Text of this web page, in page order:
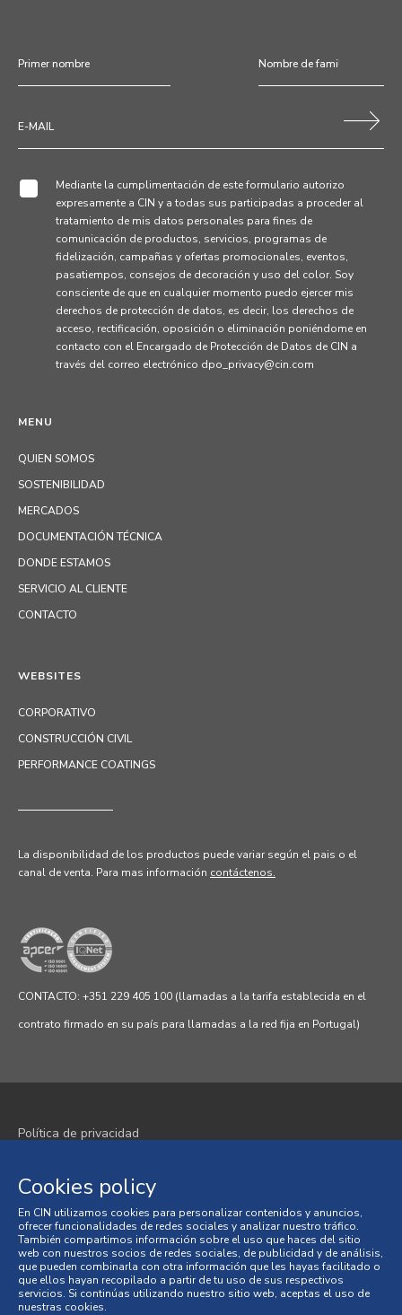
MENU
QUIEN SOMOS
SOSTENIBILIDAD
MERCADOS
DOCUMENTACIÓN TÉCNICA
DONDE ESTAMOS
SERVICIO AL CLIENTE
CONTACTO
Mediante la cumplimentación de este formulario autorizo
expresamente a CIN y a todas sus participadas a proceder al
tratamiento de mis datos personales para fines de
comunicación de productos, servicios, programas de
fidelización, campañas y ofertas promocionales, eventos,
pasatiempos, consejos de decoración y uso del color. Soy
consciente de que en cualquier momento puedo ejercer mis
derechos de protección de datos, es decir, los derechos de
acceso, rectificación, oposición o eliminación poniéndome en
contacto con el Encargado de Protección de Datos de CIN a
través del correo electrónico dpo_privacy@cin.com
WEBSITES
CORPORATIVO
CONSTRUCCIÓN CIVIL
PERFORMANCE COATINGS
La disponibilidad de los productos puede variar según el pais o el
canal de venta. Para mas información contáctenos.
CONTACTO: +351 229 405 100 (llamadas a la tarifa establecida en el
contrato firmado en su país para llamadas a la red fija en Portugal)
Política de privacidad
Términos y condiciones
Condiciones generales de venta
Litigios en materia de consumo
Cookies policy
En CIN utilizamos cookies para personalizar contenidos y anuncios,
ofrecer funcionalidades de redes sociales y analizar nuestro tráfico.
También compartimos información sobre el uso que haces del sitio
web con nuestros socios de redes sociales, de publicidad y de análisis,
que pueden combinarla con otra información que les hayas facilitado o
que ellos hayan recopilado a partir de tu uso de sus respectivos
servicios. Si continúas utilizando nuestro sitio web, aceptas el uso de
nuestras cookies.